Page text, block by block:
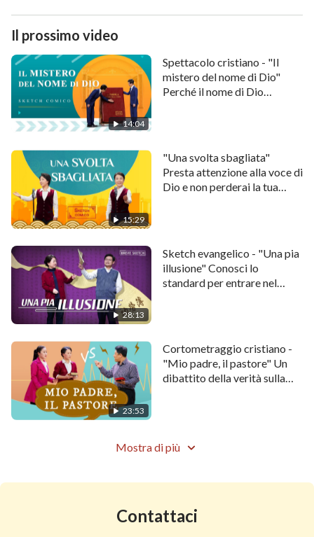
dibattito acceso fra la credente e il pastore offrono
agli spettatori molti spunti su cui riflettere…
Brevi sketch meravigliosi ti mostreranno
di più:
Video cristiano 2018 – “Come ritorna esattamente il
Signore” (Un video che fa riflettere)
Il prossimo video
14:04
Spettacolo cristiano - "Il
mistero del nome di Dio"
Perché il nome di Dio
15:29
"Una svolta sbagliata"
Presta attenzione alla voce di
Dio e non perderai la tua
28:13
Sketch evangelico - "Una pia
illusione" Conosci lo
standard per entrare nel
23:53
Cortometraggio cristiano -
"Mio padre, il pastore" Un
dibattito della verità sulla
Mostra di più
Contattaci